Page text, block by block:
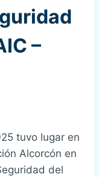
–
tuvo lugar en
Alcorcón en
del